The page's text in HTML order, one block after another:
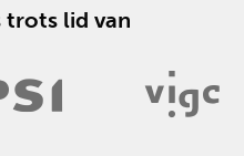
trots lid van